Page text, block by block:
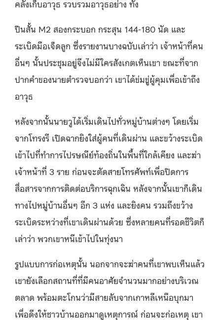
คลังเก็บอาวุธ รวบรวมอาวุธอย่าง ทั้ง
ปืนสั้น M2 สองกระบอก กระสุน 144-180 นัด และ
ระเบิดมือเจ็ดลูก ซึ่งรายงานบางฉบับเล่าว่า เจ้าหน้าที่คน
อื่นๆ นั้นประชุมอยู่จึงไม่มีใครสังเกตเห็นเขา ขณะที่จาก
ปากคำของนายตำรวจบอกว่า เขาได้ข่มขู่ผู้คุมเพื่อเข้าถึง
อาวุธ
หลังจากนั้นนายวูได้เริ่มเดินไปทั่วหมู่บ้านต่างๆ โดยเริ่ม
จากโทรงรี เปิดฉากยิงใส่ผู้คนที่เดินผ่าน และขว้างระเบิด
เข้าไปที่ทำการไปรษณีย์ท้องถิ่นในพื้นที่ใกล้เคียง และฆ่า
เจ้าหน้าที่ 3 ราย ก่อนจะตัดสายโทรศัพท์เพื่อปิดการ
สื่อสารจากการติดต่อบริการฉุกเฉิน หลังจากนั้นเขาก็เดิน
ทางไปหมู่บ้านอื่นๆ อีก 3 แห่ง และยิงคน รวมถึงขว้าง
ระเบิดระหว่างที่เขาเดินผ่านด้วย ซึ่งหลายคนที่รอดชีวิตก็
เล่าว่า พวกเขาหนีเข้าไปในทุ่งนา
รูปแบบการก่อเหตุนั้น นอกจากจะฆ่าคนที่เขาพบเห็นแล้ว
เขายังเลือกสถานที่ที่มีคนอาศัยจำนวนมากอย่างบริเวณ
ตลาด พร้อมตะโกนว่ามีสายลับจากเกาหลีเหนือบุกมา
เพื่อดึงให้ชาวบ้านออกมาดูเหตุการณ์ ก่อนจะก่อเหตุ เขา